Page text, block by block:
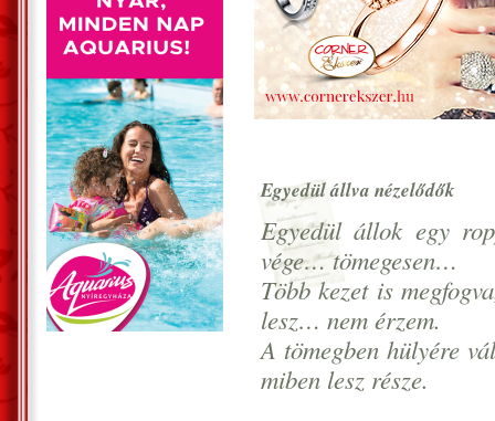
Egyedül állva nézelődők
Egyedül állok egy
vége… tömegesen…
Több kezet is
lesz… nem érzem.
A tömegben hülyére
miben lesz része.